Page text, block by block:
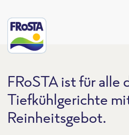
FRoSTA ist für alle
Tiefkühlgerichte
Reinheitsgebot.